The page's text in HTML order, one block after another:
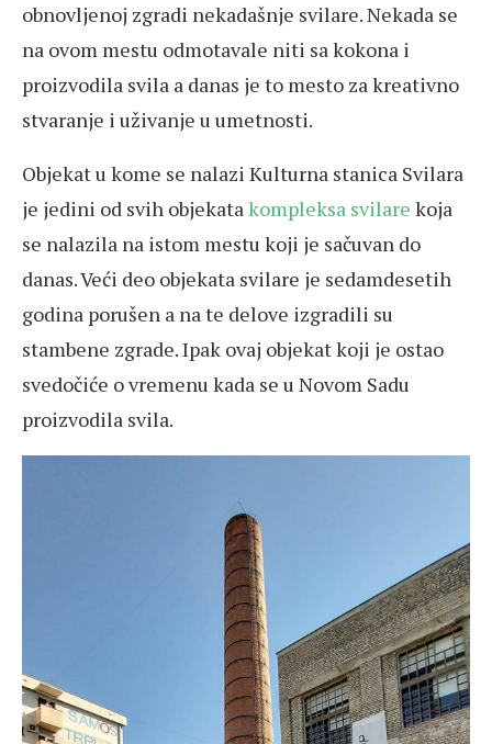
obnovljenoj zgradi nekadašnje svilare. Nekada se
na ovom mestu odmotavale niti sa kokona i
proizvodila svila a danas je to mesto za kreativno
stvaranje i uživanje u umetnosti.
Objekat u kome se nalazi Kulturna stanica Svilara
je jedini od svih objekatakompleksa svilare koja
se nalazila na istom mestu koji je sačuvan do
danas. Veći deo objekata svilare je sedamdesetih
godina porušen a na te delove izgradili su
stambene zgrade. Ipak ovaj objekat koji je ostao
svedočiće o vremenu kada se u Novom Sadu
proizvodila svila.